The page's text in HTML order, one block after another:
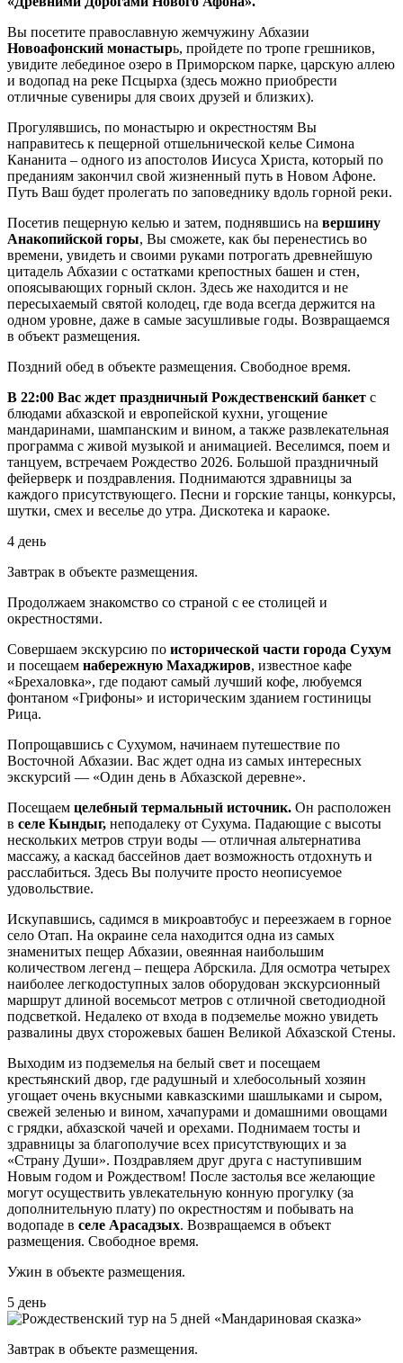
Вы посетите православную жемчужину Абхазии
Новоафонский монастырь, пройдете по тропе грешников,
увидите лебединое озеро в Приморском парке, царскую аллею
и водопад на реке Псцырха (здесь можно приобрести
отличные сувениры для своих друзей и близких).
Прогулявшись, по монастырю и окрестностям Вы
направитесь к пещерной отшельнической келье Симона
Кананита – одного из апостолов Иисуса Христа, который по
преданиям закончил свой жизненный путь в Новом Афоне.
Путь Ваш будет пролегать по заповеднику вдоль горной реки.
Посетив пещерную келью и затем, поднявшись на вершину
Анакопийской горы, Вы сможете, как бы перенестись во
времени, увидеть и своими руками потрогать древнейшую
цитадель Абхазии с остатками крепостных башен и стен,
опоясывающих горный склон. Здесь же находится и не
пересыхаемый святой колодец, где вода всегда держится на
одном уровне, даже в самые засушливые годы. Возвращаемся
в объект размещения.
Поздний обед в объекте размещения. Свободное время.
В 22:00 Вас ждет праздничный Рождественский банкет с
блюдами абхазской и европейской кухни, угощение
мандаринами, шампанским и вином, а также развлекательная
программа с живой музыкой и анимацией. Веселимся, поем и
танцуем, встречаем Рождество 2026. Большой праздничный
фейерверк и поздравления. Поднимаются здравницы за
каждого присутствующего. Песни и горские танцы, конкурсы,
шутки, смех и веселье до утра. Дискотека и караоке.
4 день
Завтрак в объекте размещения.
Продолжаем знакомство со страной с ее столицей и
окрестностями.
Совершаем экскурсию по исторической части города Сухум
и посещаем набережную Махаджиров, известное кафе
«Брехаловка», где подают самый лучший кофе, любуемся
фонтаном «Грифоны» и историческим зданием гостиницы
Рица.
Попрощавшись с Сухумом, начинаем путешествие по
Восточной Абхазии. Вас ждет одна из самых интересных
экскурсий — «Один день в Абхазской деревне».
Посещаем целебный термальный источник. Он расположен
в селе Кындыг, неподалеку от Сухума. Падающие с высоты
нескольких метров струи воды — отличная альтернатива
массажу, а каскад бассейнов дает возможность отдохнуть и
расслабиться. Здесь Вы получите просто неописуемое
удовольствие.
Искупавшись, садимся в микроавтобус и переезжаем в горное
село Отап. На окраине села находится одна из самых
знаменитых пещер Абхазии, овеянная наибольшим
количеством легенд – пещера Абрскила. Для осмотра четырех
наиболее легкодоступных залов оборудован экскурсионный
маршрут длиной восемьсот метров с отличной светодиодной
подсветкой. Недалеко от входа в подземелье можно увидеть
развалины двух сторожевых башен Великой Абхазской Стены.
Выходим из подземелья на белый свет и посещаем
крестьянский двор, где радушный и хлебосольный хозяин
угощает очень вкусными кавказскими шашлыками и сыром,
свежей зеленью и вином, хачапурами и домашними овощами
с грядки, абхазской чачей и орехами. Поднимаем тосты и
здравницы за благополучие всех присутствующих и за
«Страну Души». Поздравляем друг друга с наступившим
Новым годом и Рождеством! После застолья все желающие
могут осуществить увлекательную конную прогулку (за
дополнительную плату) по окрестностям и побывать на
водопаде в селе Арасадзых. Возвращаемся в объект
размещения. Свободное время.
Ужин в объекте размещения.
5 день
Завтрак в объекте размещения.